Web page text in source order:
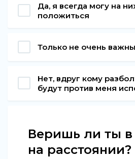
Да, я всегда могу на
положиться
Только не очень
Нет, вдруг кому
будут против меня
Веришь ли ты
на расстоянии?